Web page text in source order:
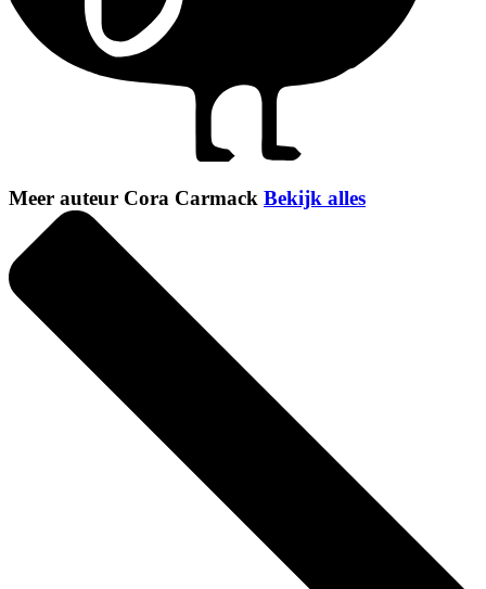
Meer auteur Cora Carmack Bekijk alles